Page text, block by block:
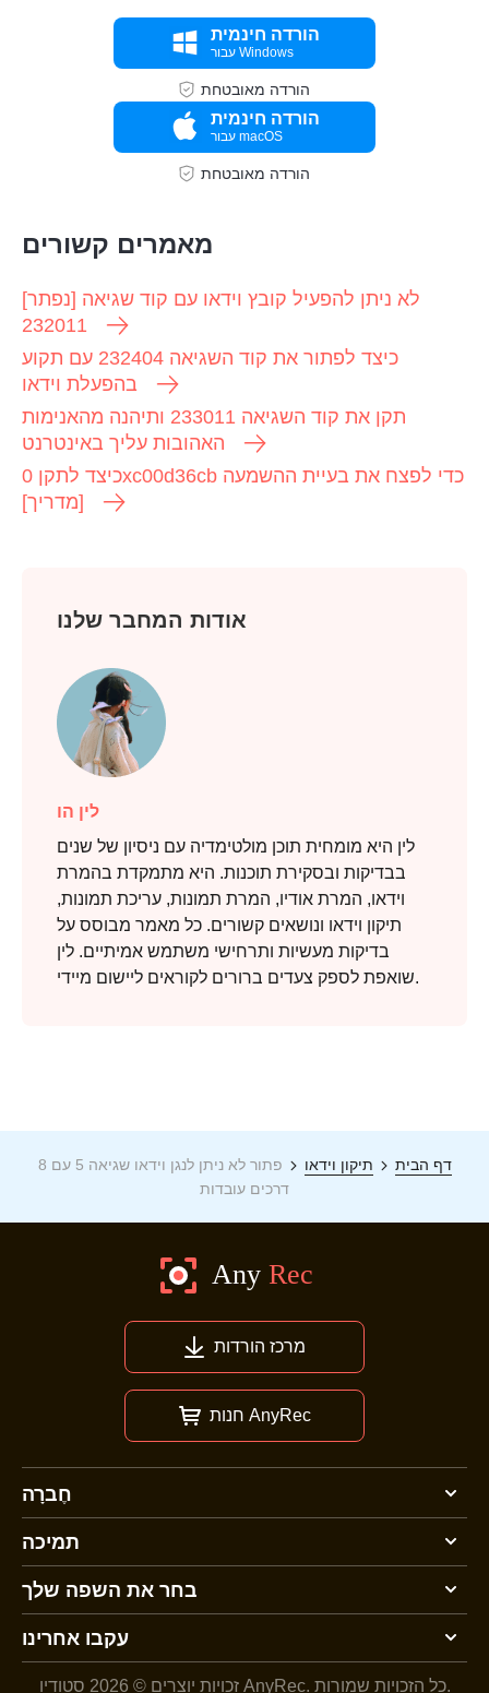
הורדה חינמית
עבור Windows
הורדה מאובטחת
הורדה חינמית
עבור macOS
הורדה מאובטחת
מאמרים קשורים
[נפתר] לא ניתן להפעיל קובץ וידאו עם קוד שגיאה
232011
כיצד לפתור את קוד השגיאה 232404 עם תקוע
בהפעלת וידאו
תקן את קוד השגיאה 233011 ותיהנה מהאנימות
האהובות עליך באינטרנט
כיצד לתקן 0xc00d36cb כדי לפצח את בעיית ההשמעה
[מדריך]
אודות המחבר שלנו
לין הו
לין היא מומחית תוכן מולטימדיה עם ניסיון של שנים
בבדיקות ובסקירת תוכנות. היא מתמקדת בהמרת
וידאו, המרת אודיו, המרת תמונות, עריכת תמונות,
תיקון וידאו ונושאים קשורים. כל מאמר מבוסס על
בדיקות מעשיות ותרחישי משתמש אמיתיים. לין
שואפת לספק צעדים ברורים לקוראים ליישום מיידי.
דף הבית תיקון וידאו
פתור לא ניתן לנגן וידאו שגיאה 5 עם 8
דרכים עובדות
מרכז הורדות
חנות AnyRec
חֶברָה
תמיכה
בחר את השפה שלך
עקבו אחרינו
זכויות יוצרים © 2026 סטודיו AnyRec. כל הזכויות שמורות.